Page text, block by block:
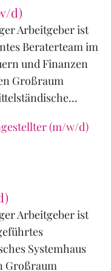
d)
Arbeitgeber ist
Beraterteam im
und Finanzen
Großraum
(m/w/d)
Arbeitgeber ist
Systemhaus
Großraum